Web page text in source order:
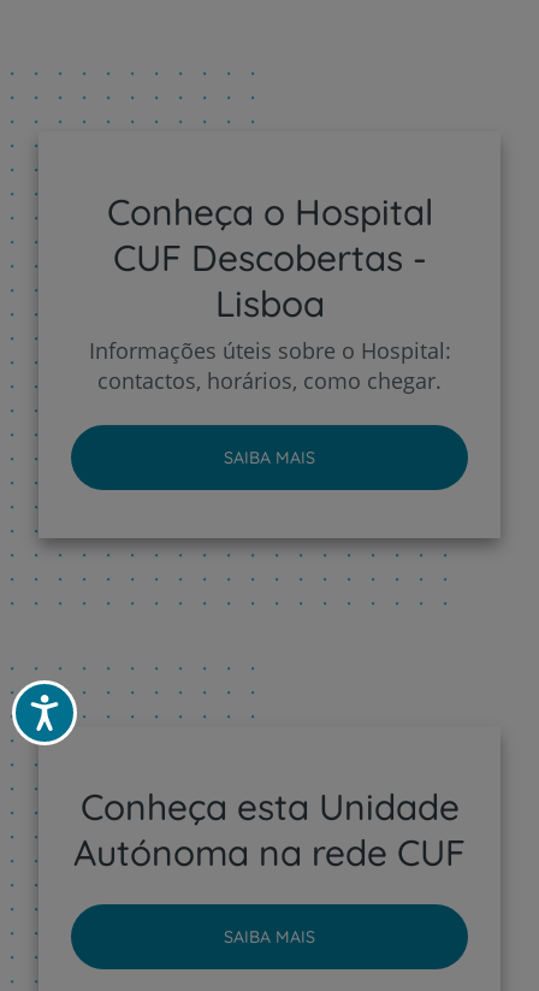
Acessibilidade
Conheça o Hospital
CUF Descobertas -
Lisboa
Informações úteis sobre o Hospital:
contactos, horários, como chegar.
SAIBA MAIS
Conheça esta Unidade
Autónoma na rede CUF
SAIBA MAIS